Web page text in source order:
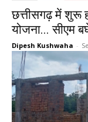
छत्तीसगढ़ में शुरू
योजना... सीएम
Dipesh Kushwaha -